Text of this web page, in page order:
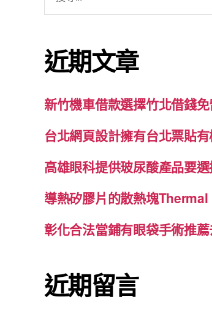
字:
近期文章
新竹機車借款選擇竹北借錢
台北網頁設計擁有台北票貼
高雄眼科提供玻尿酸產品要
導熱矽膠片的散熱塊
彰化合法當鋪有眼袋手術推
近期留言